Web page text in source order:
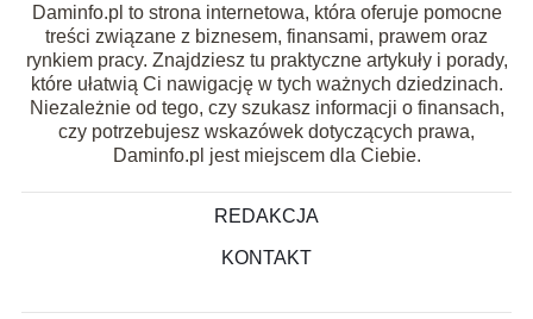
Daminfo.pl to strona internetowa, która oferuje pomocne
treści związane z biznesem, finansami, prawem oraz
rynkiem pracy. Znajdziesz tu praktyczne artykuły i porady,
które ułatwią Ci nawigację w tych ważnych dziedzinach.
Niezależnie od tego, czy szukasz informacji o finansach,
czy potrzebujesz wskazówek dotyczących prawa,
Daminfo.pl jest miejscem dla Ciebie.
REDAKCJA
KONTAKT